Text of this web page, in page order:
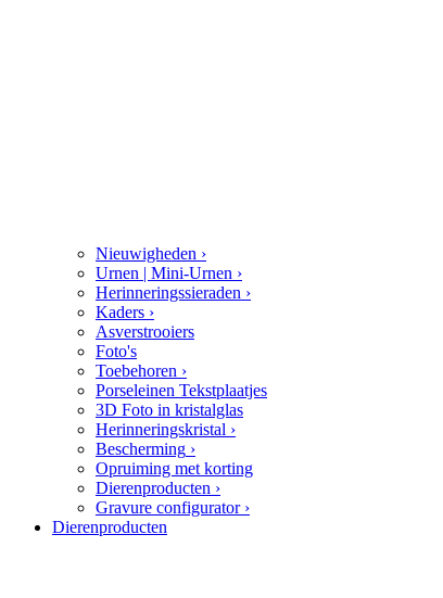
Nieuwigheden ›
Urnen | Mini-Urnen ›
Herinneringssieraden ›
Kaders ›
Asverstrooiers
Foto's
Toebehoren ›
Porseleinen Tekstplaatjes
3D Foto in kristalglas
Herinneringskristal ›
Bescherming ›
Opruiming met korting
Dierenproducten ›
Gravure configurator ›
Dierenproducten